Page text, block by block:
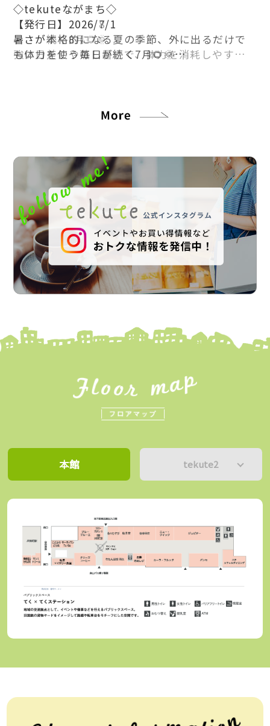
◇tekuteながまち◇
【発行日】2026/8/1
暑さが続く8月🌻🌞
強い日差しや蒸し暑さで、体力を消耗しやすい季
「tekuteながまち」では、夏を乗り切るグルメ
日の暮らしを快適にしてくれるおすすめグッズ
を集めました。
8月号の てくてNEWS では、
・暑い日に楽しみたい！ひんやりスイーツ＆ド
リンク
・夏を元気に過ごすためのおすすめグルメ
・暑さ対策やお出かけに役立つ便利なグッズ
など、夏を快適に楽しむためのおすすめ商品をご
暑い日も、涼しい店内でゆったり過ごす時間や、
しみながら、夏を満喫しませんか？
いつもの日常に、“ちょっと涼しい”と“ちょっと
元気”をプラスしてみませんか？
詳しくは てくてNEWS8月号 をチェック！🍧✨
★てくてNEWS(pdf)はこちら→
◇tekuteながまち◇
【発行日】2026/7/1
暑さが本格的になる夏の季節、外に出るだけで
も体力を使う毎日が続く7月🌻🌞
ミナフェアを開催中！
ぷり集めました。
7月号の てくてNEWS では、
・暑い日にぴったり！ひんやり冷たいスイーツ
＆ドリンク
・食欲が落ちがちな季節でも楽しめる、ガッツ
リスタミナグルメ
・夏を快適に過ごすためのおすすめアイテム
など、夏を元気に乗り切るためのおすすめ商品を
暑い日も、涼しい店内でゆったり過ごす時間や、
いつもの日常に、“ちょっと涼しい”と“ちょっと
元気”をプラスしてみませんか？
詳しくは てくてNEWS7月号 をチェック！🍧✨
★てくてNEWS(pdf)はこちら→
◇tekuteながまち◇
【発行日】2026/6/2
おでかけや毎日の暮らしを少しでも快適に過ご
したくなる6月☔🌿
・雨の日でも楽しめる、気分が上がるテイクア
ウトグルメ
・湿気の多い季節にうれしい、さっぱり＆ひん
やりおやつ
・梅雨時期の暮らしを快適にする便利アイテム
など、梅雨の毎日を心地よくしてくれるおすすめ
商品をご紹介しています。
★てくてNEWS(pdf)はこちら→
◇tekuteながまち◇
【発行日】2026/4/30
新緑がまぶしい5月。
爽やかな風と心地よい陽ざしに誘われて、外へ出
適に楽しめるアイテムをたっぷり集めました。
5月号の てくてNEWS では、
・行楽やピクニックにぴったりのテイクアウト
グルメ
・初夏の陽気にうれしい爽やかなおやつ
・おでかけがもっと楽しくなるレジャー＆アウ
トドアアイテム
・休日を心地よく過ごすための便利グッズ
など、5月のおでかけシーズンにうれしいおすす
め商品をご紹介しています。
詳しくは てくてNEWS5月号 をチェック！🍱✨
皆様のご来店を心よりお待ちしております。
◇tekuteながまち◇
【発行日】2026/3/31
春本番の4月。あたたかな陽ざしが心地よくな
り、暮らしにも気持ちにも“新しい季節の風”が
生活アイテムをたっぷり集めました。
4月号の てくてNEWS では、
・春の食卓を彩る“旬”の味わい
・ほっと心がゆるむ季節のおやつ
・毎日をスムーズにしてくれる新生活サポート
アイテム
・暮らしをすっきり整える生活雑貨
など、春の喜びを感じられるおすすめ商品をご紹
介しています。
詳しくは てくてNEWS4月号 をチェック！🌸✨
★てくてNEWS(pdf)はこちら→
本館 tekute2